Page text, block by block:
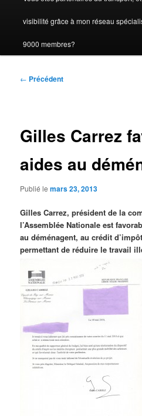
visibilité grâce à mon réseau
9000 membres?
Navigation
← Précédent
Gilles Carrez
aides au
Publié lemars 23, 2013
Gilles Carrez, président de la
l’Assemblée Nationale est
au déménagent, au crédit
permettant de réduire le travail